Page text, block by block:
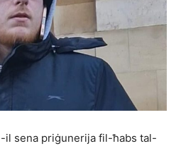
-il sena priġunerija fil-ħabs tal-